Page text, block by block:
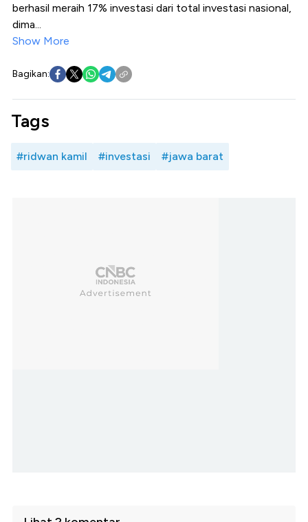
berhasil meraih 17% investasi dari total investasi nasional,
dima...
Show More
Bagikan:
Tags
#ridwan kamil #investasi #jawa barat